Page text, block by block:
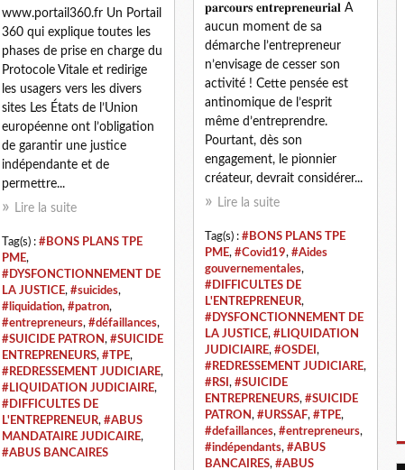
www.portail360.fr Un Portail
360 qui explique toutes les
phases de prise en charge du
Protocole Vitale et redirige
les usagers vers les divers
sites Les États de l’Union
européenne ont l’obligation
de garantir une justice
indépendante et de
permettre...
Lire la suite
Tag(s) : #BONS PLANS TPE
PME,
#DYSFONCTIONNEMENT DE
LA JUSTICE, #suicides,
#liquidation, #patron,
#entrepreneurs, #défaillances,
#SUICIDE PATRON, #SUICIDE
ENTREPRENEURS, #TPE,
#REDRESSEMENT JUDICIARE,
#LIQUIDATION JUDICIAIRE,
#DIFFICULTES DE
L'ENTREPRENEUR, #ABUS
MANDATAIRE JUDICAIRE,
#ABUS BANCAIRES
𝐩𝐚𝐫𝐜𝐨𝐮𝐫𝐬 𝐞𝐧𝐭𝐫𝐞𝐩𝐫𝐞𝐧𝐞𝐮𝐫𝐢𝐚𝐥 A
aucun moment de sa
démarche l’entrepreneur
n’envisage de cesser son
activité ! Cette pensée est
antinomique de l’esprit
même d’entreprendre.
Pourtant, dès son
engagement, le pionnier
créateur, devrait considérer...
Lire la suite
Tag(s) : #BONS PLANS TPE
PME, #Covid19, #Aides
gouvernementales,
#DIFFICULTES DE
L'ENTREPRENEUR,
#DYSFONCTIONNEMENT DE
LA JUSTICE, #LIQUIDATION
JUDICIAIRE, #OSDEI ,
#REDRESSEMENT JUDICIARE,
#RSI , #SUICIDE
ENTREPRENEURS, #SUICIDE
PATRON, #URSSAF, #TPE,
#defaillances, #entrepreneurs,
#indépendants, #ABUS
BANCAIRES, #ABUS